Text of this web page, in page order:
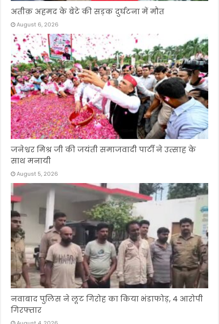
अतीक़ अहमद के बेटे की सड़क दुर्घटना में मौत
August 6, 2026
जनेश्वर मिश्र जी की जयंती समाजवादी पार्टी ने उत्साह के
साथ मनायी
August 5, 2026
नवाबाद पुलिस ने लूट गिरोह का किया भंडाफोड़, 4 आरोपी
गिरफ्तार